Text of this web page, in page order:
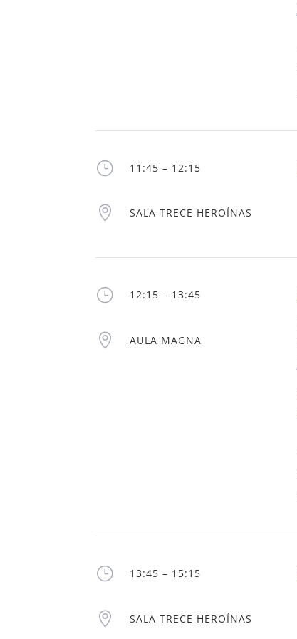
} 11:45 – 12:15
 SALA TRECE HEROÍNAS
} 12:15 – 13:45
 AULA MAGNA
} 13:45 – 15:15
 SALA TRECE HEROÍNAS